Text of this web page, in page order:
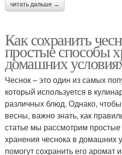
читать дальше →
Как сохранить
простые способы
домашних
Чеснок – это один из самых
который используется в
различных блюд. Однако,
весны, важно знать, как
статье мы рассмотрим
хранения чеснока в домашних
помогут сохранить его аромат